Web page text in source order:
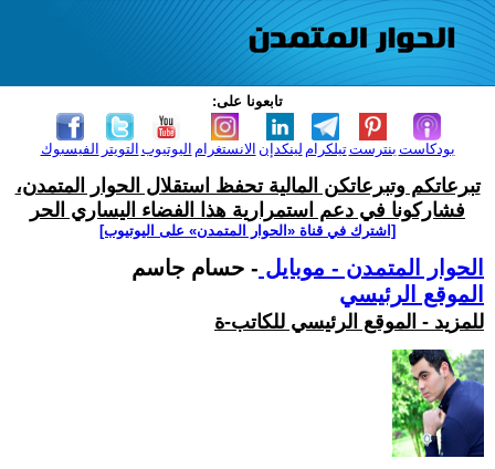
تابعونا على:
الفيسبوك التويتر اليوتيوب الانستغرام لينكدإن تيلكرامبنترست بودكاست
تبرعاتكم وتبرعاتكن المالية تحفظ استقلال الحوار المتمدن،
فشاركونا في دعم استمرارية هذا الفضاء اليساري الحر
[اشترك في قناة ‫«الحوار المتمدن» على اليوتيوب]
الحوار المتمدن - موبايل - حسام جاسم
الموقع الرئيسي
للمزيد - الموقع الرئيسي للكاتب-ة